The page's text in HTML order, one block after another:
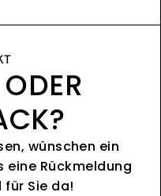
wünschen ein
eine Rückmeldung
für Sie da!